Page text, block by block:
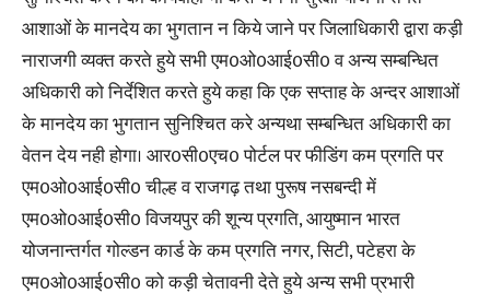
आशाओं के मानदेय का भुगतान न किये जाने पर जिलाधिकारी द्वारा कड़ी
नाराजगी व्यक्त करते हुये सभी एम0ओ0आई0सी0 व अन्य सम्बन्धित
अधिकारी को निर्देशित करते हुये कहा कि एक सप्ताह के अन्दर आशाओं
के मानदेय का भुगतान सुनिश्चित करे अन्यथा सम्बन्धित अधिकारी का
वेतन देय नही होगा। आर0सी0एच0 पोर्टल पर फीडिंग कम प्रगति पर
एम0ओ0आई0सी0 चील्ह व राजगढ़ तथा पुरूष नसबन्दी में
एम0ओ0आई0सी0 विजयपुर की शून्य प्रगति, आयुष्मान भारत
योजनान्तर्गत गोल्डन कार्ड के कम प्रगति नगर, सिटी, पटेहरा के
एम0ओ0आई0सी0 को कड़ी चेतावनी देते हुये अन्य सभी प्रभारी